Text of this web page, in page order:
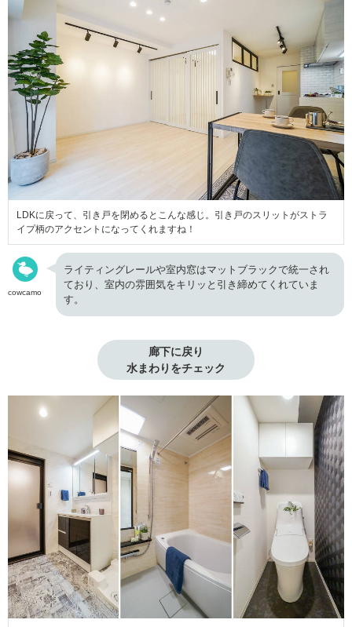
LDKに戻って、引き戸を閉めるとこんな感じ。引き戸のスリットがストラ
イプ柄のアクセントになってくれますね！
cowcamo
ライティングレールや室内窓はマットブラックで統一され
ており、室内の雰囲気をキリッと引き締めてくれていま
す。
廊下に戻り
水まわりをチェック